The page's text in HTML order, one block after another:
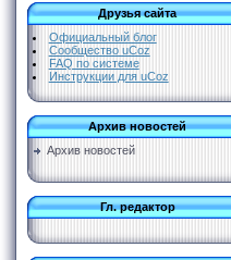
Друзья сайта
Официальный блог
Сообщество uCoz
FAQ по системе
Инструкции для uCoz
Архив новостей
Архив новостей
Гл. редактор